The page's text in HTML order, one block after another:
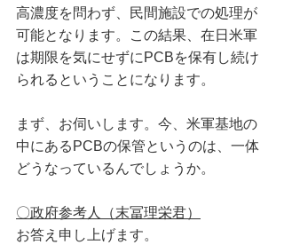
高濃度を問わず、民間施設での処理が
可能となります。この結果、在日米軍
は期限を気にせずにPCBを保有し続け
られるということになります。
まず、お伺いします。今、米軍基地の
中にあるPCBの保管というのは、一体
どうなっているんでしょうか。
〇政府参考人（末冨理栄君）
お答え申し上げます。